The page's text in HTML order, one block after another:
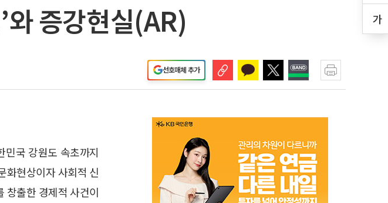
가
와 증강현실(AR)
선호매체 추가
민국 강원도 속초까지
화현상이자 사회적 신
창출한 경제적 사건이